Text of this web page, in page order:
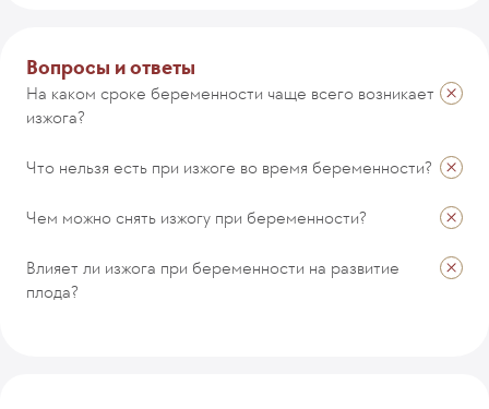
Вопросы и ответы
На каком сроке беременности чаще всего возникает
изжога?
Что нельзя есть при изжоге во время беременности?
Чем можно снять изжогу при беременности?
Влияет ли изжога при беременности на развитие
плода?